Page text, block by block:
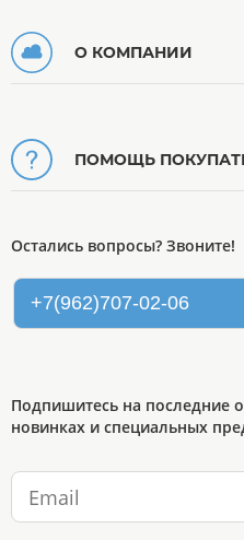
О КОМПАНИИ
ПОМОЩЬ
Остались вопросы? Звоните!
+7(962)707-02-06
Подпишитесь на последние
новинках и специальных